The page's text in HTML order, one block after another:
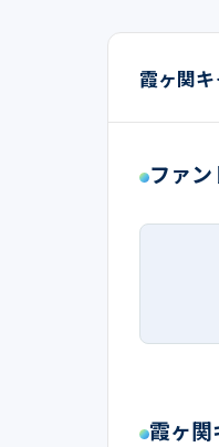
霞ヶ関
ファ
霞ヶ関